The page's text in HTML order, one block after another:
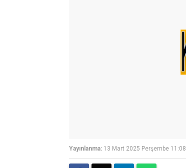
Yayınlanma: 13 Mart 2025 Perşembe 11:08